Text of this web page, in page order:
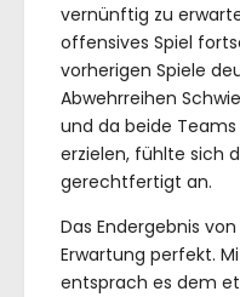
vernünftig zu
offensives Spiel
vorherigen Spiele
Abwehrreihen
und da beide Teams
erzielen, fühlte sich
gerechtfertigt an.
Das Endergebnis
Erwartung perfekt.
entsprach es dem